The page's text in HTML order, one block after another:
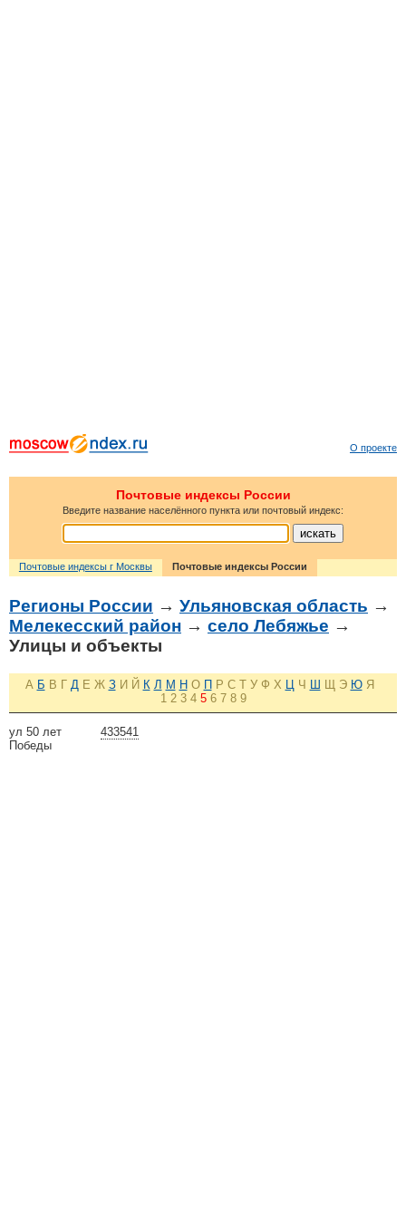
О проекте
Почтовые индексы России
Введите название населённого пункта или почтовый индекс:
Почтовые индексы г Москвы Почтовые индексы России
Регионы России → Ульяновская область →
Мелекесский район → село Лебяжье →
Улицы и объекты
А Б В Г Д Е Ж З И Й К Л М Н О П Р С Т У Ф Х Ц Ч Ш Щ Э Ю Я
1 2 3 4 5 6 7 8 9
433541
ул 50 лет
Победы